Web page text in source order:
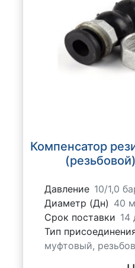
Компенсатор
Давление 10/1,0
Диаметр (Дн) 40
Срок поставки 14
Тип
муфтовый,